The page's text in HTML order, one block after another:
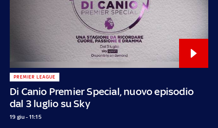
Di Canio Premier Special, nuovo episodio
dal 3 luglio su Sky
PREMIER LEAGUE
19 giu - 11:15